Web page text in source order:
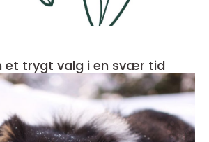
Bedemand fyn et trygt valg i en svær tid